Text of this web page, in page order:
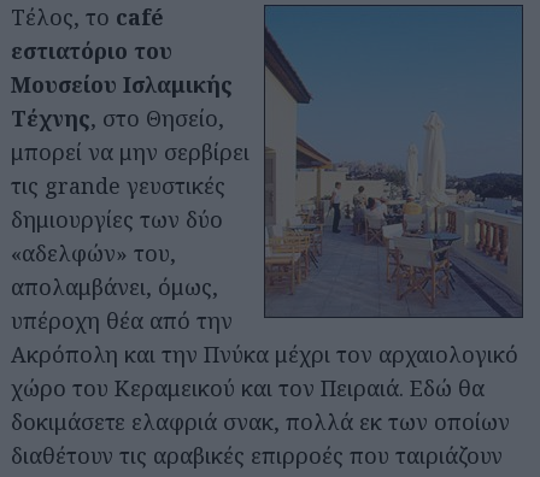
Τέλος, το café
εστιατόριο του
Μουσείου Ισλαμικής
Τέχνης, στο Θησείο,
μπορεί να μην σερβίρει
τις grande γευστικές
δημιουργίες των δύο
«αδελφών» του,
απολαμβάνει, όμως,
υπέροχη θέα από την
Ακρόπολη και την Πνύκα μέχρι τον αρχαιολογικό
χώρο του Κεραμεικού και τον Πειραιά. Εδώ θα
δοκιμάσετε ελαφριά σνακ, πολλά εκ των οποίων
διαθέτουν τις αραβικές επιρροές που ταιριάζουν
Αναζήτηση